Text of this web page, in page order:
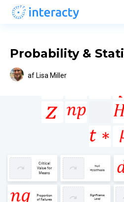
Probability &
afLisa Miller